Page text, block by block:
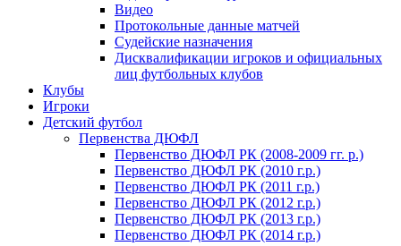
Видео
Протокольные данные матчей
Судейские назначения
Дисквалификации игроков и официальных
лиц футбольных клубов
Клубы
Игроки
Детский футбол
Первенства ДЮФЛ
Первенство ДЮФЛ РК (2008-2009 гг. р.)
Первенство ДЮФЛ РК (2010 г.р.)
Первенство ДЮФЛ РК (2011 г.р.)
Первенство ДЮФЛ РК (2012 г.р.)
Первенство ДЮФЛ РК (2013 г.р.)
Первенство ДЮФЛ РК (2014 г.р.)